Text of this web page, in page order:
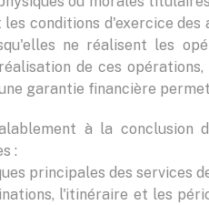
conditions d'exercice
ne réalisent les
de ces
garantie financière
à la conclusion
:
principales des services
l'itinéraire et les